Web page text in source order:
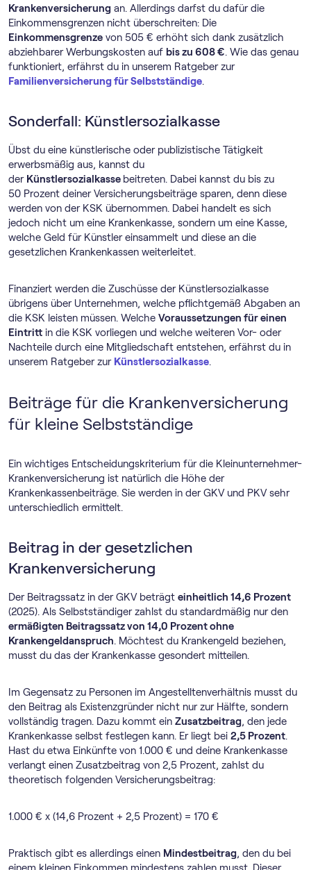
Krankenversicherung an. Allerdings darfst du dafür die
Einkommensgrenzen nicht überschreiten: Die
Einkommensgrenze von 505 € erhöht sich dank zusätzlich
abziehbarer Werbungskosten auf bis zu 608 €. Wie das genau
funktioniert, erfährst du in unserem Ratgeber zur
Familienversicherung für Selbstständige.
Sonderfall: Künstlersozialkasse
Übst du eine künstlerische oder publizistische Tätigkeit
erwerbsmäßig aus, kannst du
der Künstlersozialkasse beitreten. Dabei kannst du bis zu
50 Prozent deiner Versicherungsbeiträge sparen, denn diese
werden von der KSK übernommen. Dabei handelt es sich
jedoch nicht um eine Krankenkasse, sondern um eine Kasse,
welche Geld für Künstler einsammelt und diese an die
gesetzlichen Krankenkassen weiterleitet.
Finanziert werden die Zuschüsse der Künstlersozialkasse
übrigens über Unternehmen, welche pflichtgemäß Abgaben an
die KSK leisten müssen. Welche Voraussetzungen für einen
Eintritt in die KSK vorliegen und welche weiteren Vor- oder
Nachteile durch eine Mitgliedschaft entstehen, erfährst du in
unserem Ratgeber zur Künstlersozialkasse.
Beiträge für die Krankenversicherung
für kleine Selbstständige
Ein wichtiges Entscheidungskriterium für die Kleinunternehmer-
Krankenversicherung ist natürlich die Höhe der
Krankenkassenbeiträge. Sie werden in der GKV und PKV sehr
unterschiedlich ermittelt.
Beitrag in der gesetzlichen
Krankenversicherung
Der Beitragssatz in der GKV beträgt einheitlich 14,6 Prozent
(2025). Als Selbstständiger zahlst du standardmäßig nur den
ermäßigten Beitragssatz von 14,0 Prozent ohne
Krankengeldanspruch. Möchtest du Krankengeld beziehen,
musst du das der Krankenkasse gesondert mitteilen.
Im Gegensatz zu Personen im Angestelltenverhältnis musst du
den Beitrag als Existenzgründer nicht nur zur Hälfte, sondern
vollständig tragen. Dazu kommt ein Zusatzbeitrag, den jede
Krankenkasse selbst festlegen kann. Er liegt bei 2,5 Prozent.
Hast du etwa Einkünfte von 1.000 € und deine Krankenkasse
verlangt einen Zusatzbeitrag von 2,5 Prozent, zahlst du
theoretisch folgenden Versicherungsbeitrag:
1.000 € x (14,6 Prozent + 2,5 Prozent) = 170 €
Praktisch gibt es allerdings einen Mindestbeitrag, den du bei